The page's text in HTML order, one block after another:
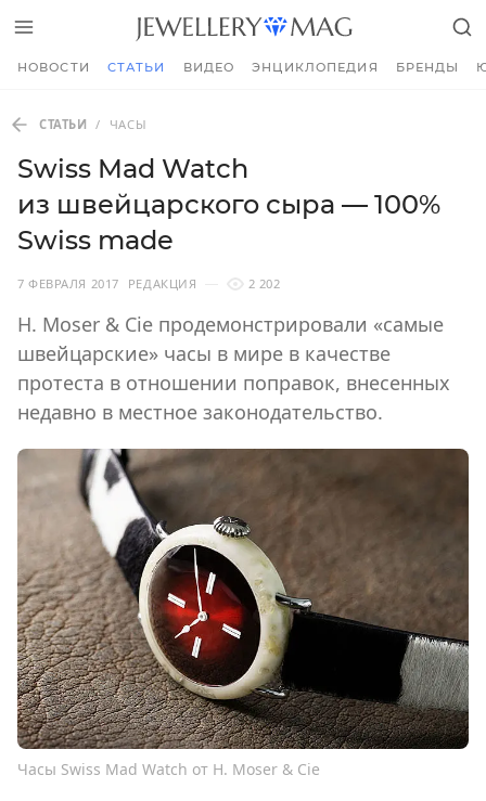
НОВОСТИ СТАТЬИ ВИДЕО ЭНЦИКЛОПЕДИЯ БРЕНДЫ
СТАТЬИ / ЧАСЫ
Swiss Mad Watch
из швейцарского сыра — 100%
Swiss made
7 ФЕВРАЛЯ 2017 РЕДАКЦИЯ 2 202
H. Moser & Cie продемонстрировали «самые
швейцарские» часы в мире в качестве
протеста в отношении поправок, внесенных
недавно в местное законодательство.
Часы Swiss Mad Watch от H. Moser & Cie